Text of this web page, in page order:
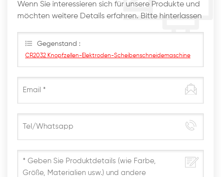
Wenn Sie interessieren sich für unsere Produkte und
möchten weitere Details erfahren. Bitte hinterlassen
wie möglich antworten
Gegenstand :
CR2032 Knopfzellen-Elektroden-Scheibenschneidemaschine